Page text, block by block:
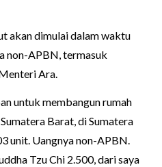
akan dimulai dalam waktu
non-APBN, termasuk
Ara.
untuk membangun rumah
Barat, di Sumatera
unit. Uangnya non-APBN.
Tzu Chi 2.500, dari saya